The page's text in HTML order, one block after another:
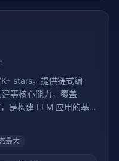
stars。提供链式编
等核心能力，覆盖
是构建 LLM 应用的基
最大